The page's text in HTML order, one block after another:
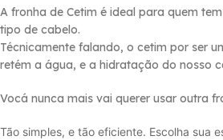
A fronha de Cetim é ideal para quem
tipo de cabelo.
Técnicamente falando, o cetim por ser
retém a água, e a hidratação do nosso
Vocá nunca mais vai querer usar outra
Tão simples, e tão eficiente. Escolha sua